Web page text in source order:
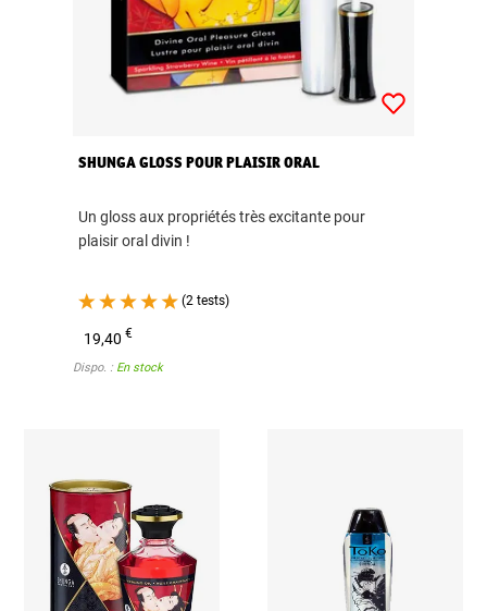
SHUNGA GLOSS POUR PLAISIR ORAL
Un gloss aux propriétés très excitante pour
plaisir oral divin !
(2 tests)
19,40€
Dispo. : En stock